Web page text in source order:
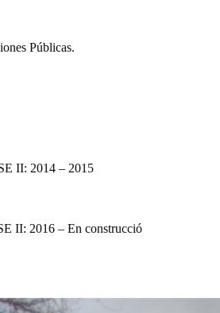
Públicas.
II: 2014 – 2015
II: 2016 – En construcció